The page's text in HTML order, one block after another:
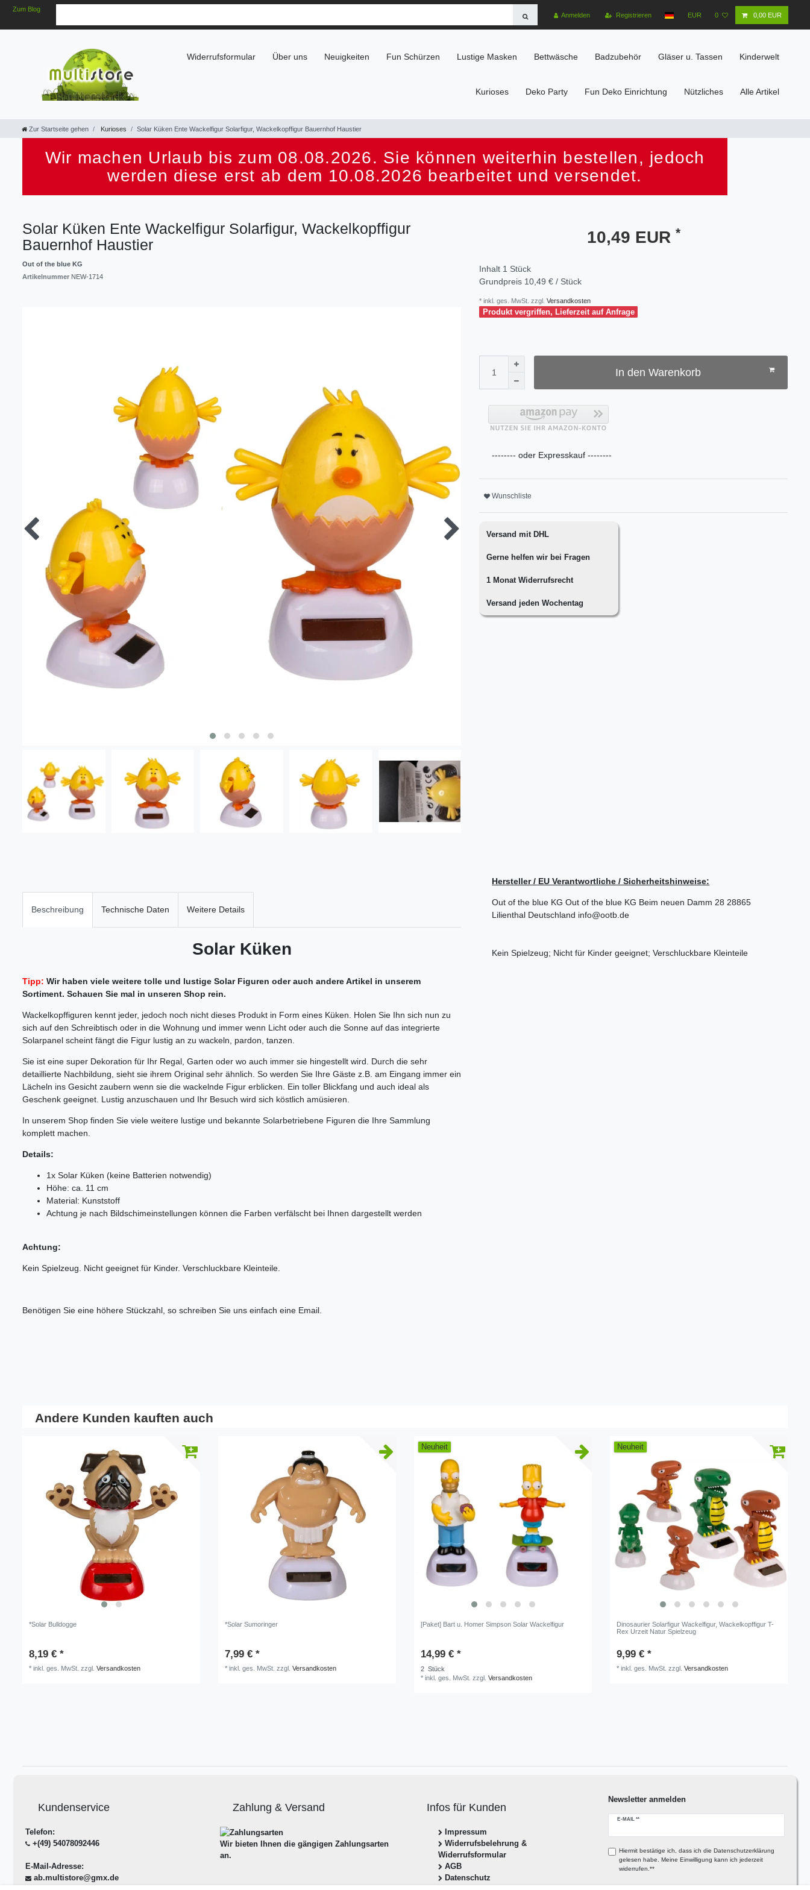
Zum Blog
Anmelden Registrieren EUR 0 0,00 EUR
Widerrufsformular Über uns Neuigkeiten Fun Schürzen Lustige Masken Bettwäsche Badzubehör Gläser u. Tassen Kinderwelt
Kurioses Deko Party Fun Deko Einrichtung Nützliches Alle Artikel
Zur Startseite gehen Kurioses Solar Küken Ente Wackelfigur Solarfigur, Wackelkopffigur Bauernhof Haustier
Wir machen Urlaub bis zum 08.08.2026. Sie können weiterhin bestellen, jedoch
werden diese erst ab dem 10.08.2026 bearbeitet und versendet.
Solar Küken Ente Wackelfigur Solarfigur, Wackelkopffigur
Bauernhof Haustier
Out of the blue KG
Artikelnummer NEW-1714
10,49 EUR *
Inhalt 1 Stück
Grundpreis 10,49 € / Stück
* inkl. ges. MwSt. zzgl. Versandkosten
Produkt vergriffen, Lieferzeit auf Anfrage
In den Warenkorb
-------- oder Expresskauf --------
Wunschliste
Versand mit DHL
Gerne helfen wir bei Fragen
1 Monat Widerrufsrecht
Versand jeden Wochentag
Beschreibung Technische Daten Weitere Details
Solar Küken
Tipp: Wir haben viele weitere tolle und lustige Solar Figuren oder auch andere Artikel in unserem
Sortiment. Schauen Sie mal in unseren Shop rein.
Wackelkopffiguren kennt jeder, jedoch noch nicht dieses Produkt in Form eines Küken. Holen Sie Ihn sich nun zu
sich auf den Schreibtisch oder in die Wohnung und immer wenn Licht oder auch die Sonne auf das integrierte
Solarpanel scheint fängt die Figur lustig an zu wackeln, pardon, tanzen.
Sie ist eine super Dekoration für Ihr Regal, Garten oder wo auch immer sie hingestellt wird. Durch die sehr
detaillierte Nachbildung, sieht sie ihrem Original sehr ähnlich. So werden Sie Ihre Gäste z.B. am Eingang immer ein
Lächeln ins Gesicht zaubern wenn sie die wackelnde Figur erblicken. Ein toller Blickfang und auch ideal als
Geschenk geeignet. Lustig anzuschauen und Ihr Besuch wird sich köstlich amüsieren.
In unserem Shop finden Sie viele weitere lustige und bekannte Solarbetriebene Figuren die Ihre Sammlung
komplett machen.
Details:
1x Solar Küken (keine Batterien notwendig)
Höhe: ca. 11 cm
Material: Kunststoff
Achtung je nach Bildschimeinstellungen können die Farben verfälscht bei Ihnen dargestellt werden
Achtung:
Kein Spielzeug. Nicht geeignet für Kinder. Verschluckbare Kleinteile.
Benötigen Sie eine höhere Stückzahl, so schreiben Sie uns einfach eine Email.
Hersteller / EU Verantwortliche / Sicherheitshinweise:
Out of the blue KG Out of the blue KG Beim neuen Damm 28 28865
Lilienthal Deutschland info@ootb.de
Kein Spielzeug; Nicht für Kinder geeignet; Verschluckbare Kleinteile
Andere Kunden kauften auch
*Solar Bulldogge
8,19 € *
*inkl. ges. MwSt. zzgl.Versandkosten
*Solar Sumoringer
7,99 € *
*inkl. ges. MwSt. zzgl.Versandkosten
Neuheit
[Paket] Bart u. Homer Simpson Solar Wackelfigur
14,99 € *
2 Stück
*inkl. ges. MwSt. zzgl.Versandkosten
Neuheit
Dinosaurier Solarfigur Wackelfigur, Wackelkopffigur T-
Rex Urzeit Natur Spielzeug
9,99 € *
*inkl. ges. MwSt. zzgl.Versandkosten
Kundenservice
Telefon:
+(49) 54078092446
E-Mail-Adresse:
ab.multistore@gmx.de
Zahlung & Versand
Wir bieten Ihnen die gängigen Zahlungsarten
an.
Infos für Kunden
Impressum
Widerrufsbelehrung &
Widerrufsformular
AGB
Datenschutz
Newsletter anmelden
E-MAIL **
Newsletter
Hiermit bestätige ich, dass ich die Daten­schutz­erklärung
gelesen habe. Meine Einwilligung kann ich jederzeit
widerrufen.**